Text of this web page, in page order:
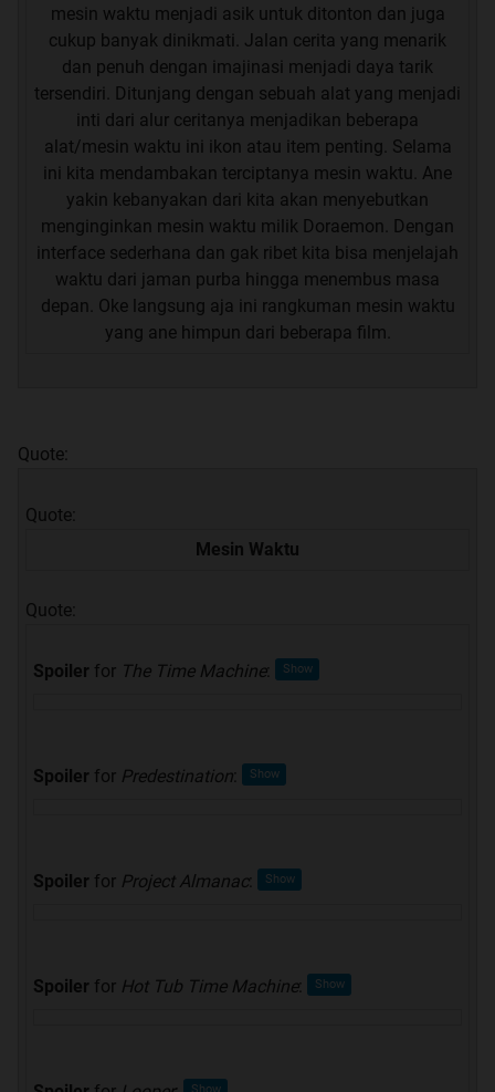
mesin waktu menjadi asik untuk ditonton dan juga
cukup banyak dinikmati. Jalan cerita yang menarik
dan penuh dengan imajinasi menjadi daya tarik
tersendiri. Ditunjang dengan sebuah alat yang menjadi
inti dari alur ceritanya menjadikan beberapa
alat/mesin waktu ini ikon atau item penting. Selama
ini kita mendambakan terciptanya mesin waktu. Ane
yakin kebanyakan dari kita akan menyebutkan
menginginkan mesin waktu milik Doraemon. Dengan
interface sederhana dan gak ribet kita bisa menjelajah
waktu dari jaman purba hingga menembus masa
depan. Oke langsung aja ini rangkuman mesin waktu
yang ane himpun dari beberapa film.
Quote:
Quote:
Mesin Waktu
Quote:
Spoiler for The Time Machine:
Spoiler for Predestination
Spoiler for Project Almanac:
Spoiler for Hot Tub Time Machine: